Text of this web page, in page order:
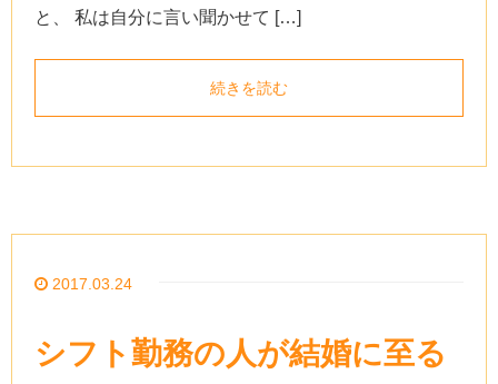
と、 私は自分に言い聞かせて […]
続きを読む
2017.03.24
シフト勤務の人が結婚に至る